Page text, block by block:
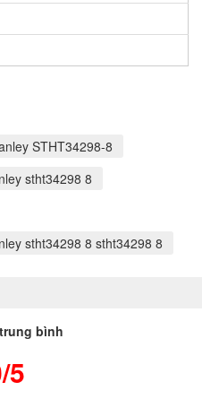
STHT34298-8
stht34298 8
stht34298 8 stht34298 8
bình
5